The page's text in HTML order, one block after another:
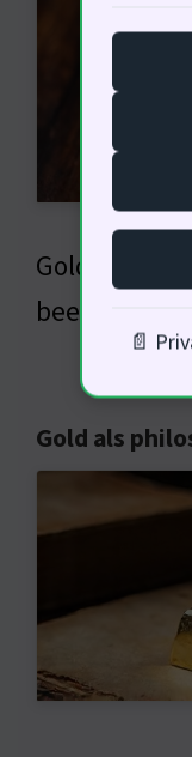
Gold der
beeinflussen?
Gold als
📄